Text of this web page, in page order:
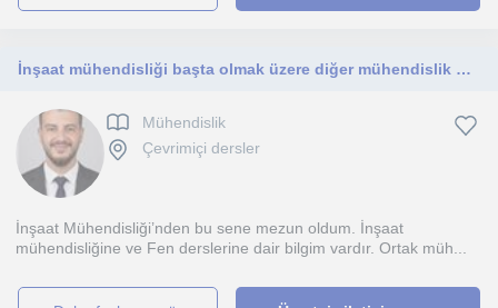
İnşaat mühendisliği başta olmak üzere diğer mühendislik dersleri
Mühendislik
Çevrimiçi dersler
İnşaat Mühendisliği’nden bu sene mezun oldum. İnşaat
mühendisliğine ve Fen derslerine dair bilgim vardır. Ortak müh...